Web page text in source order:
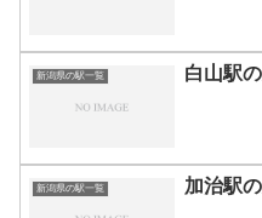
新潟県の駅一覧 白山駅
新潟県の駅一覧 加治駅